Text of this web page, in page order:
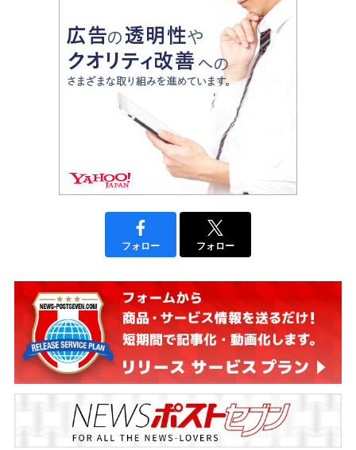
フォロー フォロー